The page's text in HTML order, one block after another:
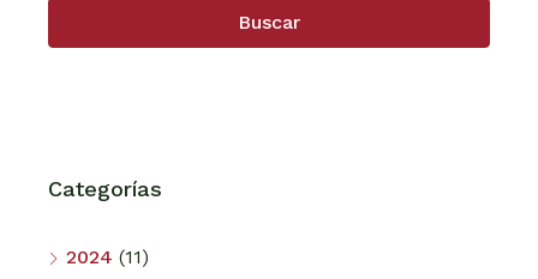
Buscar
Categorías
2024 (11)